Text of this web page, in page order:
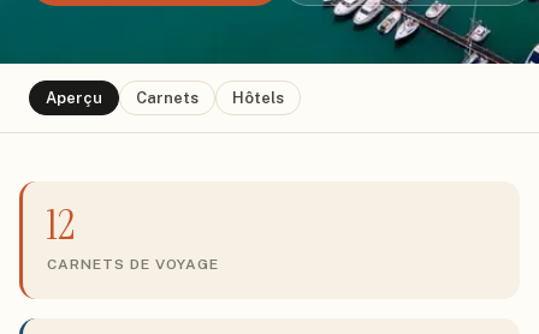
Aperçu Carnets Hôtels
12
CARNETS DE VOYAGE